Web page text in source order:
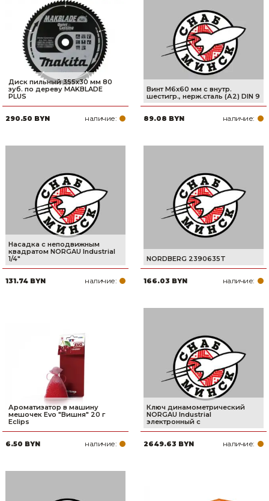
Диск пильный 355х30 мм 80
зуб. по дереву MAKBLADE
PLUS
290.50 BYN наличие:
Винт М6х60 мм с внутр.
шестигр., нерж.сталь (А2) DIN 9
89.08 BYN наличие:
Насадка с неподвижным
квадратом NORGAU Industrial
1/4"
131.74 BYN наличие:
NORDBERG 2390635T
166.03 BYN наличие:
Ароматизатор в машину
мешочек Evo "Вишня" 20 г
Eclips
6.50 BYN наличие:
Ключ динамометрический
NORGAU Industrial
электронный с
2649.63 BYN наличие: